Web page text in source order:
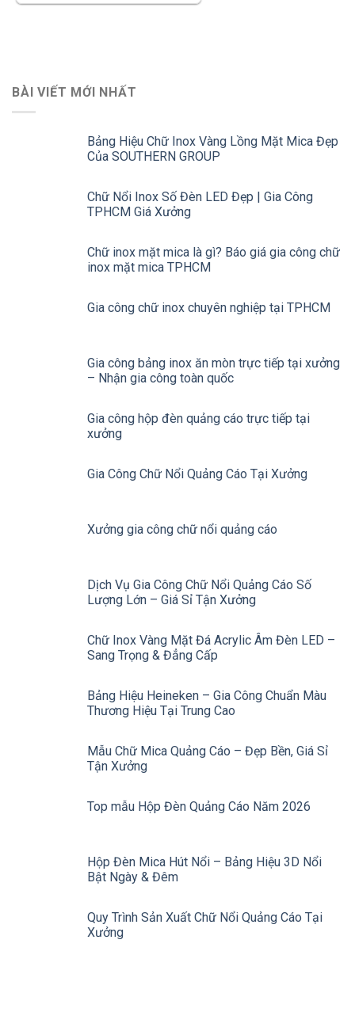
BÀI VIẾT MỚI NHẤT
Bảng Hiệu Chữ Inox Vàng Lồng Mặt Mica Đẹp
Của SOUTHERN GROUP
Chữ Nổi Inox Số Đèn LED Đẹp | Gia Công
TPHCM Giá Xưởng
Chữ inox mặt mica là gì? Báo giá gia công chữ
inox mặt mica TPHCM
Gia công chữ inox chuyên nghiệp tại TPHCM
Gia công bảng inox ăn mòn trực tiếp tại xưởng
– Nhận gia công toàn quốc
Gia công hộp đèn quảng cáo trực tiếp tại
xưởng
Gia Công Chữ Nổi Quảng Cáo Tại Xưởng
Xưởng gia công chữ nổi quảng cáo
Dịch Vụ Gia Công Chữ Nổi Quảng Cáo Số
Lượng Lớn – Giá Sỉ Tận Xưởng
Chữ Inox Vàng Mặt Đá Acrylic Âm Đèn LED –
Sang Trọng & Đẳng Cấp
Bảng Hiệu Heineken – Gia Công Chuẩn Màu
Thương Hiệu Tại Trung Cao
Mẫu Chữ Mica Quảng Cáo – Đẹp Bền, Giá Sỉ
Tận Xưởng
Top mẫu Hộp Đèn Quảng Cáo Năm 2026
Hộp Đèn Mica Hút Nổi – Bảng Hiệu 3D Nổi
Bật Ngày & Đêm
Quy Trình Sản Xuất Chữ Nổi Quảng Cáo Tại
Xưởng